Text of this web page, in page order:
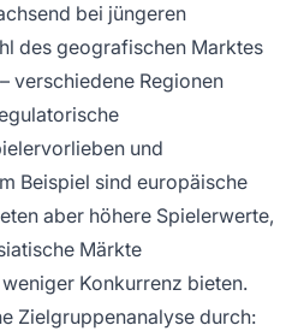
bei jüngeren
des geografischen Marktes
verschiedene Regionen
und
Beispiel sind europäische
aber höhere Spielerwerte,
Märkte
Konkurrenz bieten.
Zielgruppenanalyse durch: